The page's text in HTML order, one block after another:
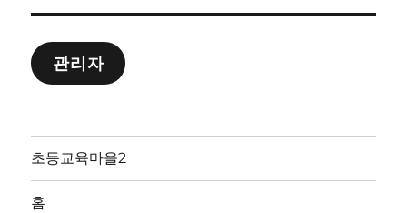
관리자
초등교육마을2
홈